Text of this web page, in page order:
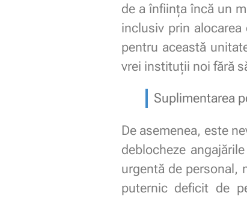
de a înființa încă un
inclusiv prin
pentru această
vrei instituții noi fără
Suplimentarea
De asemenea, este
deblocheze
urgentă de personal,
puternic deficit de